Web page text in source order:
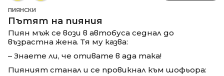
ПИЯНСКИ
Пътят на пияния
Пиян мъж се вози в автобуса седнал до
възрастна жена. Тя му казва:
– Знаете ли, че отивате в ада така!
Пияният станал и се провикнал към шофьора: